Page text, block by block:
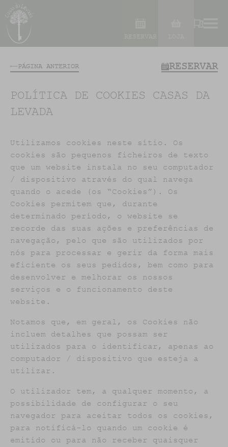
POLÍTICA DE COOKIES CASAS DA
LEVADA
PÁGINA ANTERIOR RESERVAR
Utilizamos cookies neste sítio. Os
cookies são pequenos ficheiros de texto
que um website instala no seu computador
/ dispositivo através do qual navega
quando o acede (os “Cookies”). Os
Cookies permitem que, durante
determinado período, o website se
recorde das suas ações e preferências de
navegação, pelo que são utilizados por
nós para processar e gerir da forma mais
eficiente os seus pedidos, bem como para
desenvolver e melhorar os nossos
serviços e o funcionamento deste
website.
Notamos que, em geral, os Cookies não
incluem detalhes que possam ser
utilizados para o identificar, apenas ao
computador / dispositivo que esteja a
utilizar.
O utilizador tem, a qualquer momento, a
possibilidade de configurar o seu
navegador para aceitar todos os cookies,
para notificá-lo quando um cookie é
emitido ou para não receber quaisquer